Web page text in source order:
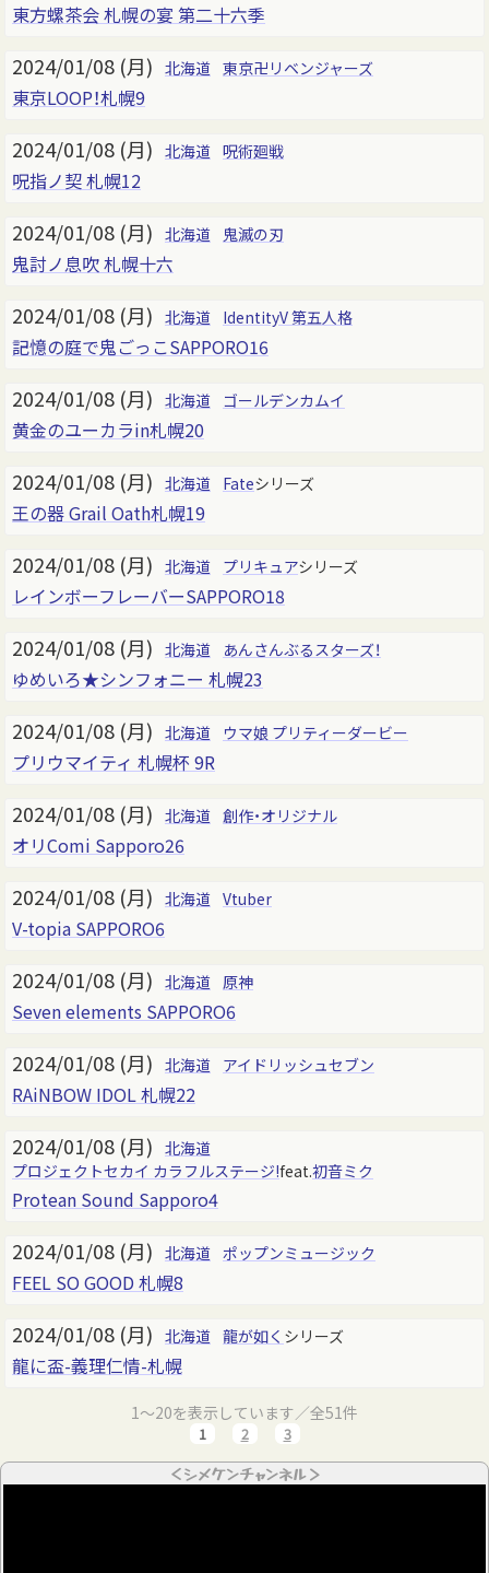
東方螺茶会 札幌の宴 第二十六季
2024/01/08 (月) 北海道 東京卍リベンジャーズ
東京LOOP！札幌9
2024/01/08 (月) 北海道 呪術廻戦
呪指ノ契 札幌12
2024/01/08 (月) 北海道 鬼滅の刃
鬼討ノ息吹 札幌十六
2024/01/08 (月) 北海道 IdentityV 第五人格
記憶の庭で鬼ごっこSAPPORO16
2024/01/08 (月) 北海道 ゴールデンカムイ
黄金のユーカラin札幌20
2024/01/08 (月) 北海道 Fateシリーズ
王の器 Grail Oath札幌19
2024/01/08 (月) 北海道 プリキュアシリーズ
レインボーフレーバーSAPPORO18
2024/01/08 (月) 北海道 あんさんぶるスターズ！
ゆめいろ★シンフォニー 札幌23
2024/01/08 (月) 北海道 ウマ娘 プリティーダービー
プリウマイティ 札幌杯 9R
2024/01/08 (月) 北海道 創作・オリジナル
オリComi Sapporo26
2024/01/08 (月) 北海道 Vtuber
V-topia SAPPORO6
2024/01/08 (月) 北海道 原神
Seven elements SAPPORO6
2024/01/08 (月) 北海道 アイドリッシュセブン
RAiNBOW IDOL 札幌22
2024/01/08 (月) 北海道
プロジェクトセカイ カラフルステージ!feat.初音ミク
Protean Sound Sapporo4
2024/01/08 (月) 北海道 ポップンミュージック
FEEL SO GOOD 札幌8
2024/01/08 (月) 北海道 龍が如く シリーズ
龍に盃-義理仁情-札幌
1～20を表示しています／全51件
1 2 3
＜シメケンチャンネル＞